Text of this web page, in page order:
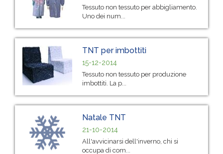
Tessuto non tessuto per abbigliamento.
Uno dei num...
TNT per imbottiti
15-12-2014
Tessuto non tessuto per produzione
imbottiti. La p...
Natale TNT
21-10-2014
All'avvicinarsi dell'inverno, chi si
occupa di com...